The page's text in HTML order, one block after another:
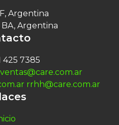
Argentina
BA, Argentina
425 7385
ventas@care.com.ar
rrhh@care.com.ar